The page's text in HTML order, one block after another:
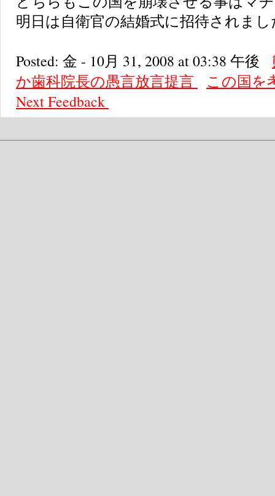
明日は自衛官の結婚式に招待されま
Posted: 金 - 10月 31, 2008 at 03:38 午後
か歯科院長の愚言放言提言
この国を
NextFeedback